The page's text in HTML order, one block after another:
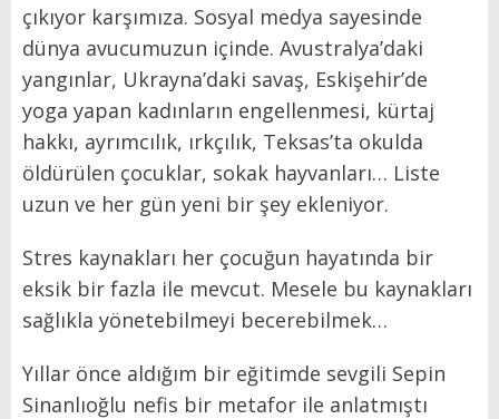
çıkıyor karşımıza. Sosyal medya sayesinde
dünya avucumuzun içinde. Avustralya’daki
yangınlar, Ukrayna’daki savaş, Eskişehir’de
yoga yapan kadınların engellenmesi, kürtaj
hakkı, ayrımcılık, ırkçılık, Teksas’ta okulda
öldürülen çocuklar, sokak hayvanları… Liste
uzun ve her gün yeni bir şey ekleniyor.
Stres kaynakları her çocuğun hayatında bir
eksik bir fazla ile mevcut. Mesele bu kaynakları
sağlıkla yönetebilmeyi becerebilmek…
Yıllar önce aldığım bir eğitimde sevgili Sepin
Sinanlıoğlu nefis bir metafor ile anlatmıştı